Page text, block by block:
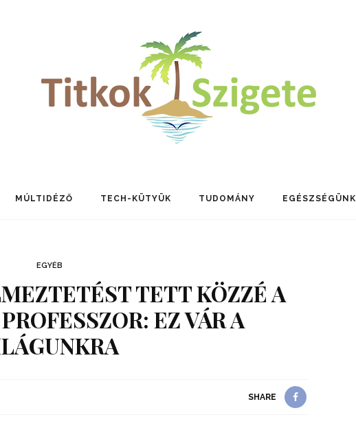
MÚLTIDÉZŐ TECH-KÜTYÜK TUDOMÁNY EGÉSZSÉGÜNK
EGYÉB
TETT KÖZZÉ A
EZ VÁR A
SHARE